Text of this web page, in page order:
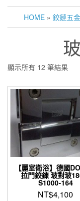
HOME » 鉸鏈五
顯示所有 12 筆結果
【麗室衛浴】德國
拉門鉸鍊 玻對玻
S1000-164
NT$4,100